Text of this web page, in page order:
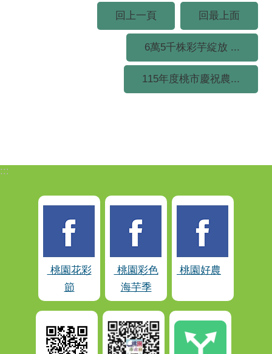
回上一頁 回最上面
6萬5千株彩芋綻放 ...
115年度桃市慶祝農...
:::
桃園花彩
節
桃園彩色
海芋季
桃園好農